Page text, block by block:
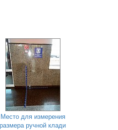
Место для измерения
размера ручной клади